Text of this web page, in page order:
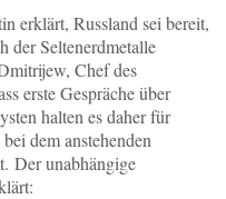
erklärt, Russland sei bereit,
der Seltenerdmetalle
Chef des
erste Gespräche über
halten es daher für
dem anstehenden
Der unabhängige